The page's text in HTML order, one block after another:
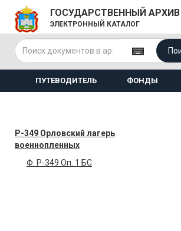
ГОСУДАРСТВЕННЫЙ
ЭЛЕКТРОННЫЙ КАТАЛОГ
ПУТЕВОДИТЕЛЬ ФОНДЫ
Р-349 Орловский лагерь
военнопленных
Ф. Р-349 Оп. 1 БС